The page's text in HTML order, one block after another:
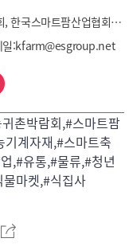
통·물류, 농산물·농식품
, 청년창업, 교육
농촌진흥청, 중소기업중앙회, 한국스마트팜산업협회, 한국로봇산업협회, 한국축산환경시설기계협회, 한국후계농업경영인중앙연합회
일:kfarm@esgroup.net
촌박람회,#스마트팜
계자재,#스마트축
,#유통,#물류,#청년
마켓,#식집사